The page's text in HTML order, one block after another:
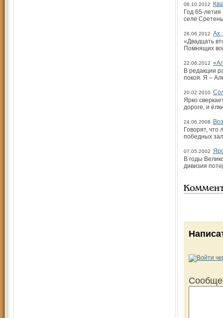
06.10.2012
Год 65-
селе
26.06.2012 Ах,
«Двадцать
Помнящих
22.06.2012
В редакции
покоя. Я –
20.02.2010
Ярко
дороге, и
24.06.2008
Говорят,
победных
07.05.2002
В годы
дивизия